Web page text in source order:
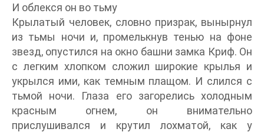
И облекся он во тьму
Крылатый человек, словно призрак, вынырнул
из тьмы ночи и, промелькнув тенью на фоне
звезд, опустился на окно башни замка Криф. Он
с легким хлопком сложил широкие крылья и
укрылся ими, как темным плащом. И слился с
тьмой ночи. Глаза его загорелись холодным
красным огнем, он внимательно
прислушивался и крутил лохматой, как у